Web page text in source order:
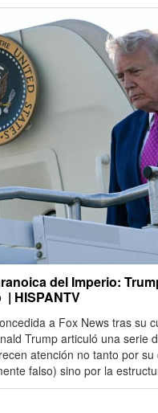
del Imperio:
HISPANTV
a Fox News tras su
Trump articuló una serie
atención no tanto por
falso) sino por la